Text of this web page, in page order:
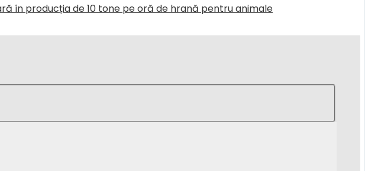
în producția de 10 tone pe oră de hrană pentru animale